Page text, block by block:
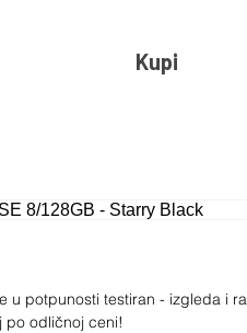
Kupi
u potpunosti testiran - izgleda i
po odličnoj ceni!